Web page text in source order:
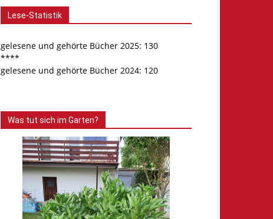
Lese-Statistik
gelesene und gehörte Bücher 2025: 130
****
gelesene und gehörte Bücher 2024: 120
Was tut sich im Garten?